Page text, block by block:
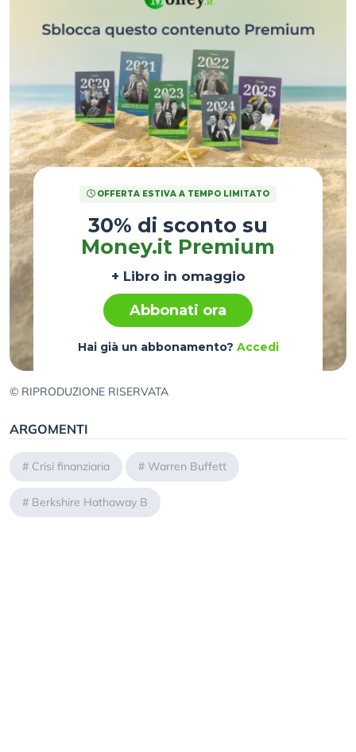
OFFERTA ESTIVA A TEMPO LIMITATO
30% di sconto su
Money.it Premium
+ Libro in omaggio
Abbonati ora
Hai già un abbonamento? Accedi
© RIPRODUZIONE RISERVATA
ARGOMENTI
# Crisi finanziaria # Warren Buffett
# Berkshire Hathaway B